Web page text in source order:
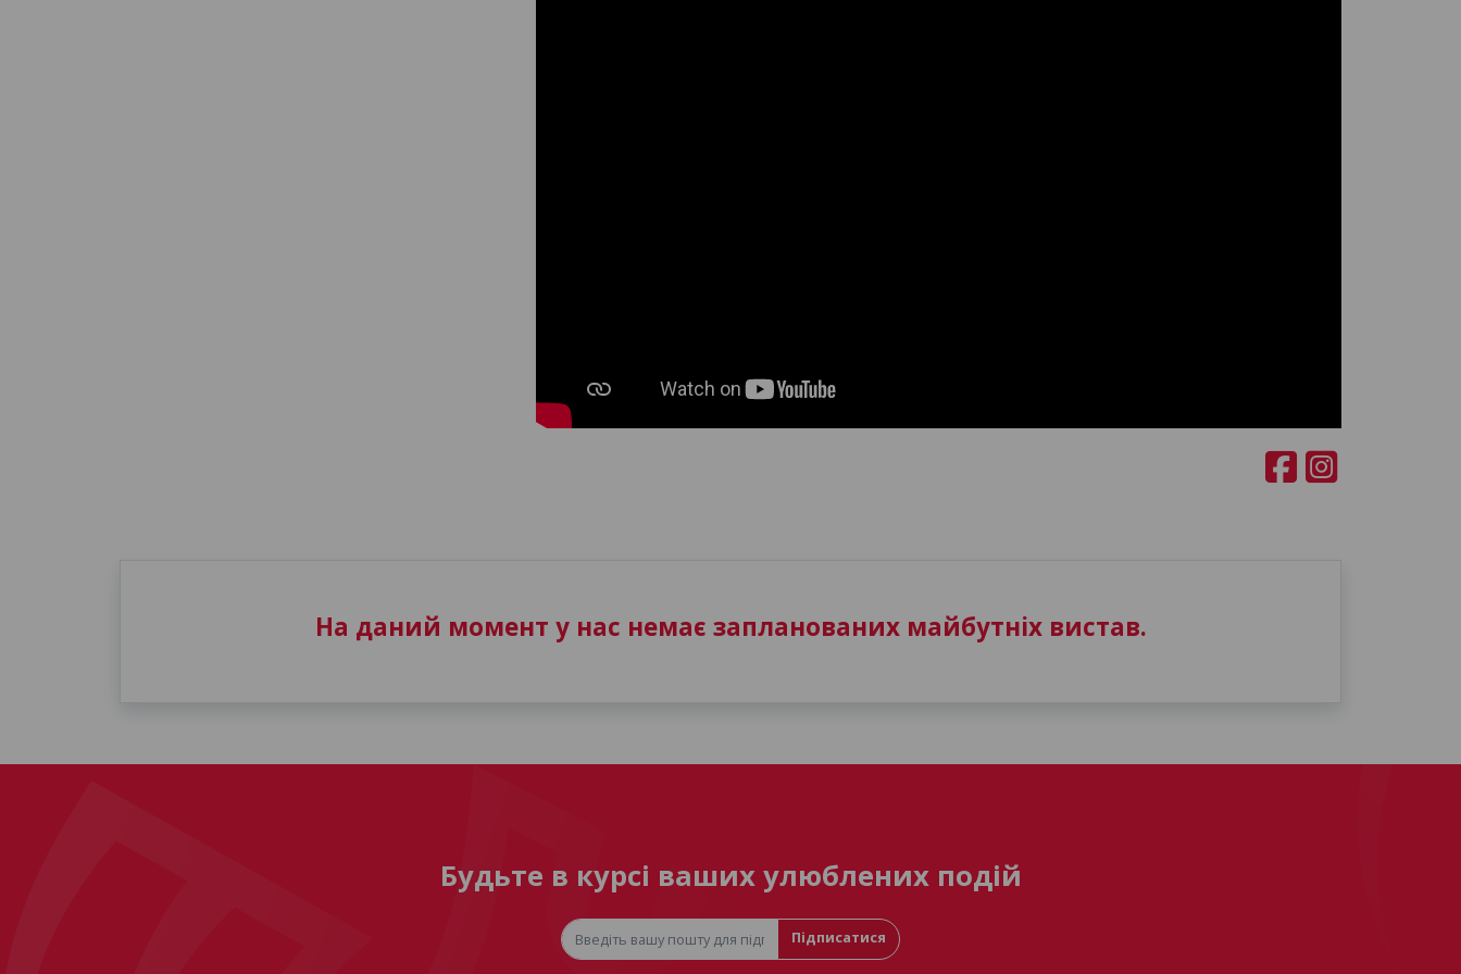
На даний момент у нас немає запланованих майбутніх вистав.
Будьте в курсі ваших улюблених подій
Підписатися